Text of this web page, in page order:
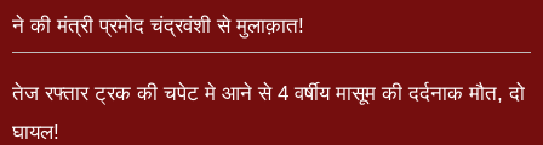
ने की मंत्री प्रमोद चंद्रवंशी से मुलाक़ात!
तेज रफ्तार ट्रक की चपेट मे आने से 4 वर्षीय मासूम की दर्दनाक मौत, दो
घायल!